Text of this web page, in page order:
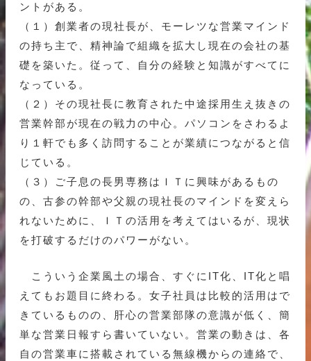
ントがある。
（１）創業者の現社長が、モーレツな営業マインド
の持ち主で、精神論で組織を拡大し現在の会社の基
礎を築いた。従って、自分の経験と知識がすべてに
なっている。
（２）その現社長に教育された中途採用生え抜きの
営業幹部が現在の戦力の中心。パソコンをさわるよ
り１軒でも多く訪問することが業績につながると信
じている。
（３）ご子息の長男専務はＩＴに興味があるもの
の、古参の幹部や父親の現社長のマインドを変えら
れないために、ＩＴの活用を考えてはいるが、現状
を打破するだけのパワーがない。
こういう企業風土の場合、すぐにIT化、IT化と唱
えてもお題目に終わる。女子社員は比較的活用はで
きているものの、肝心の営業部隊の意識が低く、簡
単な営業日報すら書いていない。営業の動きは、各
自の営業車に搭載されている無線機からの連絡で、